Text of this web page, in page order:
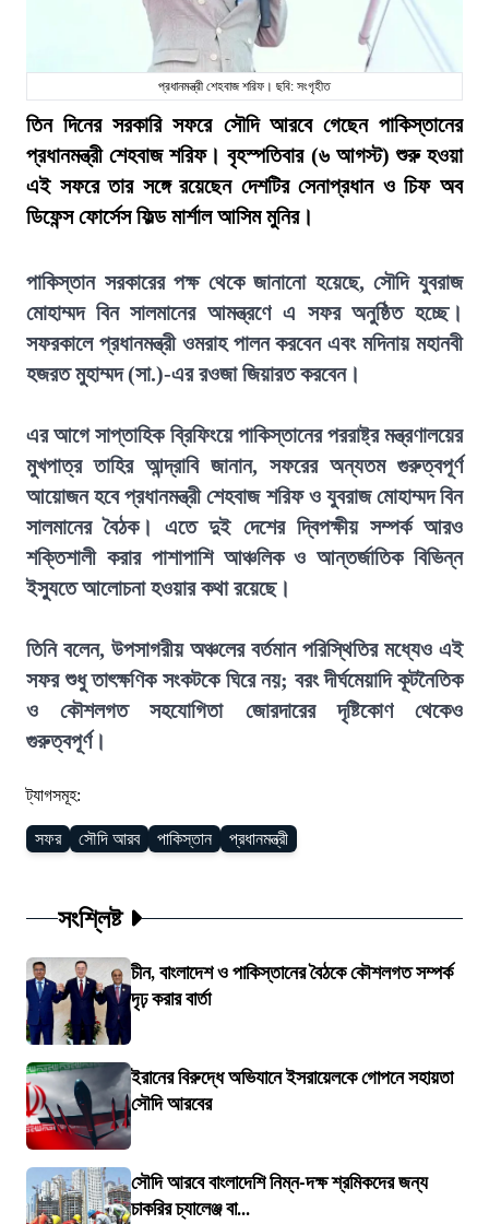
প্রধানমন্ত্রী শেহবাজ শরিফ। ছবি: সংগৃহীত
তিন দিনের সরকারি সফরে সৌদি আরবে গেছেন পাকিস্তানের
প্রধানমন্ত্রী শেহবাজ শরিফ। বৃহস্পতিবার (৬ আগস্ট) শুরু হওয়া
এই সফরে তার সঙ্গে রয়েছেন দেশটির সেনাপ্রধান ও চিফ অব
ডিফেন্স ফোর্সেস ফিল্ড মার্শাল আসিম মুনির।
পাকিস্তান সরকারের পক্ষ থেকে জানানো হয়েছে, সৌদি যুবরাজ
মোহাম্মদ বিন সালমানের আমন্ত্রণে এ সফর অনুষ্ঠিত হচ্ছে।
সফরকালে প্রধানমন্ত্রী ওমরাহ পালন করবেন এবং মদিনায় মহানবী
হজরত মুহাম্মদ (সা.)-এর রওজা জিয়ারত করবেন।
এর আগে সাপ্তাহিক ব্রিফিংয়ে পাকিস্তানের পররাষ্ট্র মন্ত্রণালয়ের
মুখপাত্র তাহির আন্দ্রাবি জানান, সফরের অন্যতম গুরুত্বপূর্ণ
আয়োজন হবে প্রধানমন্ত্রী শেহবাজ শরিফ ও যুবরাজ মোহাম্মদ বিন
সালমানের বৈঠক। এতে দুই দেশের দ্বিপক্ষীয় সম্পর্ক আরও
শক্তিশালী করার পাশাপাশি আঞ্চলিক ও আন্তর্জাতিক বিভিন্ন
ইস্যুতে আলোচনা হওয়ার কথা রয়েছে।
তিনি বলেন, উপসাগরীয় অঞ্চলের বর্তমান পরিস্থিতির মধ্যেও এই
সফর শুধু তাৎক্ষণিক সংকটকে ঘিরে নয়; বরং দীর্ঘমেয়াদি কূটনৈতিক
ও কৌশলগত সহযোগিতা জোরদারের দৃষ্টিকোণ থেকেও
গুরুত্বপূর্ণ।
ট্যাগসমূহ:
সফর সৌদি আরব পাকিস্তান প্রধানমন্ত্রী
সংশ্লিষ্ট
চীন, বাংলাদেশ ও পাকিস্তানের বৈঠকে কৌশলগত সম্পর্ক
দৃঢ় করার বার্তা
ইরানের বিরুদ্ধে অভিযানে ইসরায়েলকে গোপনে সহায়তা
সৌদি আরবের
সৌদি আরবে বাংলাদেশি নিম্ন-দক্ষ শ্রমিকদের জন্য
চাকরির চ্যালেঞ্জ বা...